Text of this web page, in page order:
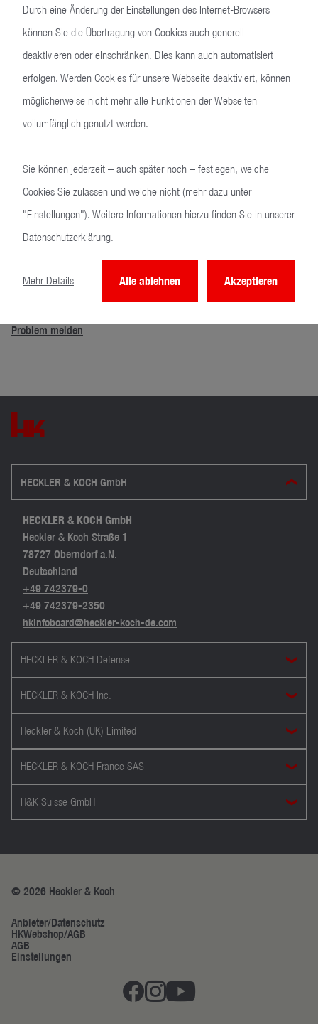
Ärmel und Bund gesäumt mit eingearbeitetem Gummizug
Hochwertiger YKK Frontreißverschluss mit dezenter roter
Ziernaht
100% Polyester Fleece
Waschbar bis 30°C
Zertifizierte EU Produktion
CH_Textil GmbH
Rhönstrasse 20, 68753 Waghäusel, Deutschland
Problem melden
HECKLER & KOCH GmbH
HECKLER & KOCH GmbH
Heckler & Koch Straße 1
78727 Oberndorf a.N.
Deutschland
+49 742379-0
+49 742379-2350
hkinfoboard@heckler-koch-de.com
HECKLER & KOCH Defense
HECKLER & KOCH Inc.
Heckler & Koch (UK) Limited
HECKLER & KOCH France SAS
H&K Suisse GmbH
© 2026 Heckler & Koch
Anbieter/Datenschutz
HKWebshop/AGB
AGB
Einstellungen
Durch eine Änderung der Einstellungen des Internet-Browsers
können Sie die Übertragung von Cookies auch generell
deaktivieren oder einschränken. Dies kann auch automatisiert
erfolgen. Werden Cookies für unsere Webseite deaktiviert, können
möglicherweise nicht mehr alle Funktionen der Webseiten
vollumfänglich genutzt werden.
Sie können jederzeit – auch später noch – festlegen, welche
Cookies Sie zulassen und welche nicht (mehr dazu unter
"Einstellungen"). Weitere Informationen hierzu finden Sie in unserer
Datenschutzerklärung.
Mehr Details Alle ablehnen Akzeptieren